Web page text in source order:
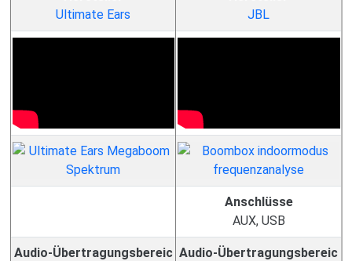
Ultimate Ears
JBL
Anschlüsse
AUX, USB
Audio-Übertragungsbereic Audio-Übertragungsbereic